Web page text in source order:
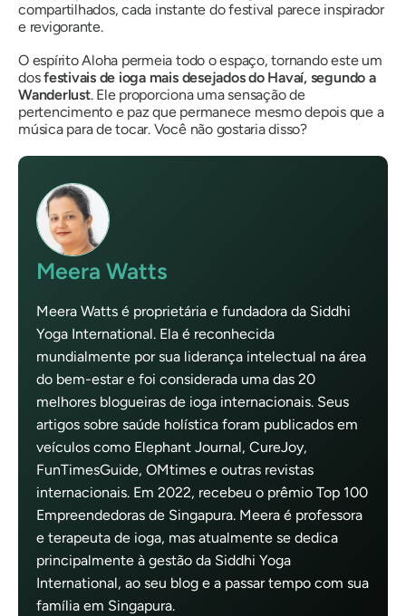
compartilhados, cada instante do festival parece inspirador
e revigorante.
O espírito Aloha permeia todo o espaço, tornando este um
dosfestivais de ioga mais desejados do Havaí, segundo a
Wanderlust. Ele proporciona uma sensação de
pertencimento e paz que permanece mesmo depois que a
música para de tocar. Você não gostaria disso?
Meera Watts
Meera Watts é proprietária e fundadora da Siddhi
Yoga International. Ela é reconhecida
mundialmente por sua liderança intelectual na área
do bem-estar e foi considerada uma das 20
melhores blogueiras de ioga internacionais. Seus
artigos sobre saúde holística foram publicados em
veículos como Elephant Journal, CureJoy,
FunTimesGuide, OMtimes e outras revistas
internacionais. Em 2022, recebeu o prêmio Top 100
Empreendedoras de Singapura. Meera é professora
e terapeuta de ioga, mas atualmente se dedica
principalmente à gestão da Siddhi Yoga
International, ao seu blog e a passar tempo com sua
família em Singapura.